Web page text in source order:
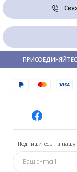
Подпишитесь на нашу